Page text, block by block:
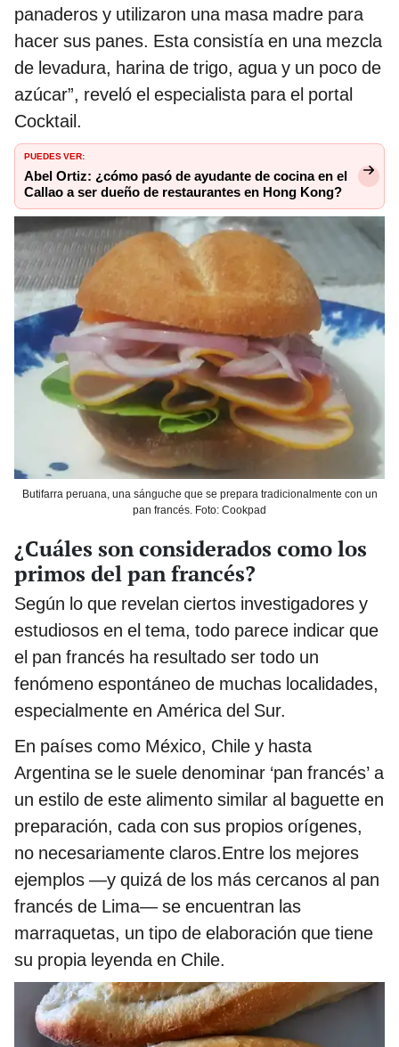
panaderos y utilizaron una masa madre para
hacer sus panes. Esta consistía en una mezcla
de levadura, harina de trigo, agua y un poco de
azúcar”, reveló el especialista para el portal
Cocktail.
PUEDES VER:
Abel Ortiz: ¿cómo pasó de ayudante de cocina en el
Callao a ser dueño de restaurantes en Hong Kong?
Butifarra peruana, una sánguche que se prepara tradicionalmente con un
pan francés. Foto: Cookpad
¿Cuáles son considerados como los
primos del pan francés?
Según lo que revelan ciertos investigadores y
estudiosos en el tema, todo parece indicar que
el pan francés ha resultado ser todo un
fenómeno espontáneo de muchas localidades,
especialmente en América del Sur.
En países como México, Chile y hasta
Argentina se le suele denominar ‘pan francés’ a
un estilo de este alimento similar al baguette en
preparación, cada con sus propios orígenes,
no necesariamente claros.Entre los mejores
ejemplos —y quizá de los más cercanos al pan
francés de Lima— se encuentran las
marraquetas, un tipo de elaboración que tiene
su propia leyenda en Chile.